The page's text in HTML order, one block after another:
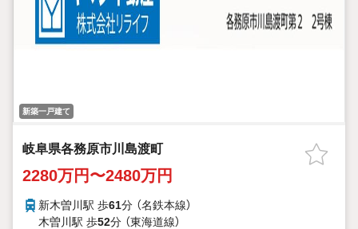
新築一戸建て
岐阜県各務原市川島渡町
2280万円〜2480万円
新木曽川駅 歩61分 （名鉄本線）
木曽川駅 歩52分 （東海道線）